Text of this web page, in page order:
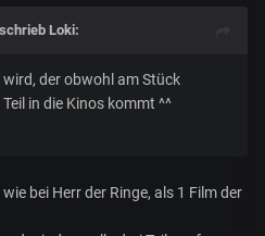
Loki:
wird, der obwohl am Stück
in die Kinos kommt ^^
bei Herr der Ringe, als 1 Film der